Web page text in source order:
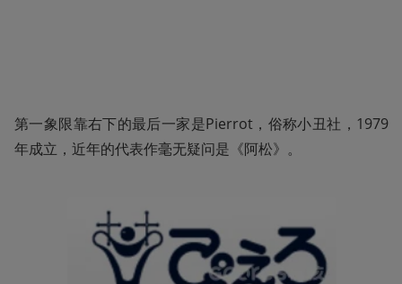
第一象限靠右下的最后一家是Pierrot，俗称小丑社，1979
年成立，近年的代表作毫无疑问是《阿松》。